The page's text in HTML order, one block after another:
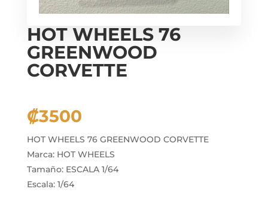
HOT WHEELS 76
GREENWOOD
CORVETTE
₡3500
HOT WHEELS 76 GREENWOOD CORVETTE
Marca: HOT WHEELS
Tamaño: ESCALA 1/64
Escala: 1/64